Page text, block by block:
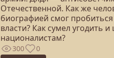
Отечественной. Как же
биографией смог
власти? Как сумел
националистам?
300 0